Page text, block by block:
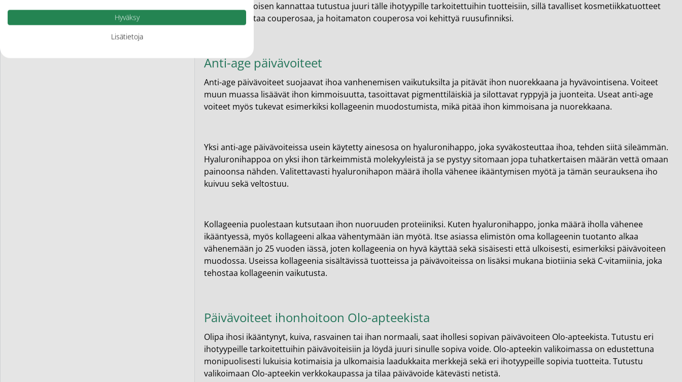
Couperosaihoisen kannattaa tutustua juuri tälle ihotyypille tarkoitettuihin tuotteisiin, sillä tavalliset kosmetiikkatuotteet
voivat pahentaa couperosaa, ja hoitamaton couperosa voi kehittyä ruusufinniksi.
Anti-age päivävoiteet
Anti-age päivävoiteet suojaavat ihoa vanhenemisen vaikutuksilta ja pitävät ihon nuorekkaana ja hyvävointisena. Voiteet
muun muassa lisäävät ihon kimmoisuutta, tasoittavat pigmenttiläiskiä ja silottavat ryppyjä ja juonteita. Useat anti-age
voiteet myös tukevat esimerkiksi kollageenin muodostumista, mikä pitää ihon kimmoisana ja nuorekkaana.
Yksi anti-age päivävoiteissa usein käytetty ainesosa on hyaluronihappo, joka syväkosteuttaa ihoa, tehden siitä sileämmän.
Hyaluronihappoa on yksi ihon tärkeimmistä molekyyleistä ja se pystyy sitomaan jopa tuhatkertaisen määrän vettä omaan
painoonsa nähden. Valitettavasti hyaluronihapon määrä iholla vähenee ikääntymisen myötä ja tämän seurauksena iho
kuivuu sekä veltostuu.
Kollageenia puolestaan kutsutaan ihon nuoruuden proteiiniksi. Kuten hyaluronihappo, jonka määrä iholla vähenee
ikääntyessä, myös kollageeni alkaa vähentymään iän myötä. Itse asiassa elimistön oma kollageenin tuotanto alkaa
vähenemään jo 25 vuoden iässä, joten kollageenia on hyvä käyttää sekä sisäisesti että ulkoisesti, esimerkiksi päivävoiteen
muodossa. Useissa kollageenia sisältävissä tuotteissa ja päivävoiteissa on lisäksi mukana biotiinia sekä C-vitamiinia, joka
tehostaa kollageenin vaikutusta.
Päivävoiteet ihonhoitoon Olo-apteekista
Olipa ihosi ikääntynyt, kuiva, rasvainen tai ihan normaali, saat ihollesi sopivan päivävoiteen Olo-apteekista. Tutustu eri
ihotyypeille tarkoitettuihin päivävoiteisiin ja löydä juuri sinulle sopiva voide. Olo-apteekin valikoimassa on edustettuna
monipuolisesti lukuisia kotimaisia ja ulkomaisia laadukkaita merkkejä sekä eri ihotyypeille sopivia tuotteita. Tutustu
valikoimaan Olo-apteekin verkkokaupassa ja tilaa päivävoide kätevästi netistä.
Hyväksy
Lisätietoja